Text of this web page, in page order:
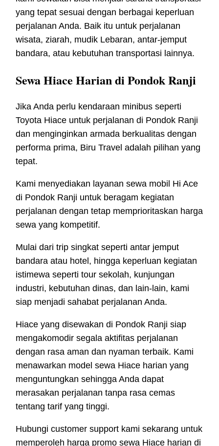
yang tepat sesuai dengan berbagai keperluan
perjalanan Anda. Baik itu untuk perjalanan
wisata, ziarah, mudik Lebaran, antar-jemput
bandara, atau kebutuhan transportasi lainnya.
Sewa Hiace Harian di Pondok Ranji
Jika Anda perlu kendaraan minibus seperti
Toyota Hiace untuk perjalanan di Pondok Ranji
dan menginginkan armada berkualitas dengan
performa prima, Biru Travel adalah pilihan yang
tepat.
Kami menyediakan layanan sewa mobil Hi Ace
di Pondok Ranji untuk beragam kegiatan
perjalanan dengan tetap memprioritaskan harga
sewa yang kompetitif.
Mulai dari trip singkat seperti antar jemput
bandara atau hotel, hingga keperluan kegiatan
istimewa seperti tour sekolah, kunjungan
industri, kebutuhan dinas, dan lain-lain, kami
siap menjadi sahabat perjalanan Anda.
Hiace yang disewakan di Pondok Ranji siap
mengakomodir segala aktifitas perjalanan
dengan rasa aman dan nyaman terbaik. Kami
menawarkan model sewa Hiace harian yang
menguntungkan sehingga Anda dapat
merasakan perjalanan tanpa rasa cemas
tentang tarif yang tinggi.
Hubungi customer support kami sekarang untuk
memperoleh harga promo sewa Hiace harian di